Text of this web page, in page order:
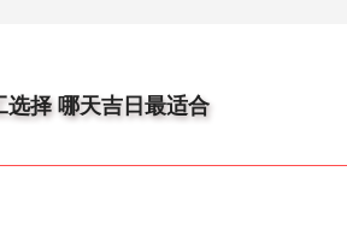
择 哪天吉日最适合